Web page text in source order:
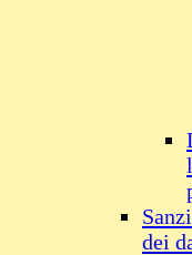
dei